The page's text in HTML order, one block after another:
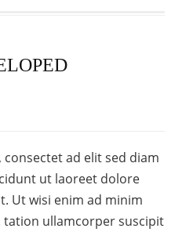
ad elit sed diam
ut laoreet dolore
Ut wisi enim ad minim
tation ullamcorper suscipit